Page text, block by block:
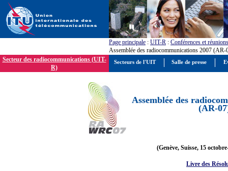
Page principale : UIT-R : Conférences et réunions
Assemblée des radiocommunications 2007 (AR-
Secteur des radiocommunications (UIT-
R)
Assemblée des
(AR-
(Genève, Suisse, 15
Livre des
Secteurs de l'UIT Salle de presse